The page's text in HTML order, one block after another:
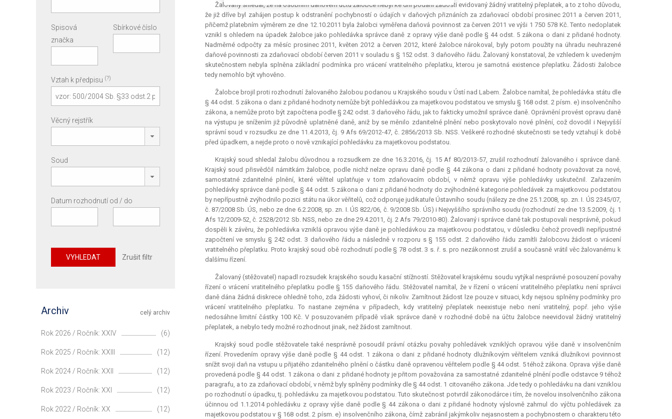
Žalovaný shledal, že na osobním daňovém účtu žalobce nebyl ke dni podání žádosti evidovaný žádný vratitelný přeplatek, a to z toho důvodu,
že již dříve byl zahájen postup k odstranění pochybností o údajích v daňových přiznáních za zdaňovací období prosinec 2011 a červen 2011,
přičemž platebním výměrem ze dne 12.10.2011 byla žalobci vyměřena daňová povinnost za červen 2011 ve výši 1 750 578 Kč. Tento nedoplatek
vznikl s ohledem na úpadek žalobce jako pohledávka správce daně z opravy výše daně podle § 44 odst. 5 zákona o dani z přidané hodnoty.
Nadměrné odpočty za měsíc prosinec 2011, květen 2012 a červen 2012, které žalobce nárokoval, byly potom použity na úhradu neuhrazené
daňové povinnosti za zdaňovací období červen 2011 v souladu s § 152 odst. 3 daňového řádu. Žalovaný konstatoval, že vzhledem k uvedeným
skutečnostem nebyla splněna základní podmínka pro vrácení vratitelného přeplatku, kterou je samotná existence přeplatku. Žádosti žalobce
tedy nemohlo být vyhověno.
Žalobce brojil proti rozhodnutí žalovaného žalobou podanou u Krajského soudu v Ústí nad Labem. Žalobce namítal, že pohledávka státu dle
§ 44 odst. 5 zákona o dani z přidané hodnoty nemůže být pohledávkou za majetkovou podstatou ve smyslu § 168 odst. 2 písm. e) insolvenčního
zákona, a nemůže proto být započtena podle § 242 odst. 3 daňového řádu, jak to fakticky umožnil správce daně. Oprávnění provést opravu daně
na výstupu je snížením již původně uplatněné daně, aniž by se měnilo zdanitelné plnění nebo poskytovalo nové plnění, což dovodil i Nejvyšší
správní soud v rozsudku ze dne 11.4.2013, čj. 9 Afs 69/2012-47, č. 2856/2013 Sb. NSS. Veškeré rozhodné skutečnosti se tedy vztahují k době
před úpadkem, a nejde proto o nově vznikající pohledávku za majetkovou podstatou.
Krajský soud shledal žalobu důvodnou a rozsudkem ze dne 16.3.2016, čj. 15 Af 80/2013-57, zrušil rozhodnutí žalovaného i správce daně.
Krajský soud přisvědčil námitkám žalobce, podle nichž nelze opravu daně podle § 44 zákona o dani z přidané hodnoty považovat za nové,
samostatné zdanitelné plnění, které věřitel uplatňuje v tom zdaňovacím období, v němž opravu výše pohledávky uskutečnil. Zařazením
pohledávky správce daně podle § 44 odst. 5 zákona o dani z přidané hodnoty do zvýhodněné kategorie pohledávek za majetkovou podstatou
by nepřípustně zvýhodnilo pozici státu na úkor věřitelů, což odporuje judikatuře Ústavního soudu (nálezy ze dne 25.1.2008, sp. zn. I. ÚS 2345/07,
č. 87/2008 Sb. ÚS, nebo ze dne 6.2.2008, sp. zn. I. ÚS 822/06, č. 9/2008 Sb. ÚS) i Nejvyššího správního soudu (rozhodnutí ze dne 13.5.2009, čj. 1
Afs 12/2009-52, č. 2528/2012 Sb. NSS, nebo ze dne 29.4.2011, čj. 2 Afs 79/2010-80). Žalovaný i správce daně tak postupovali nesprávně, pokud
dospěli k závěru, že pohledávka vzniklá opravou výše daně je pohledávkou za majetkovou podstatou, v důsledku čehož provedli nepřípustné
započtení ve smyslu § 242 odst. 3 daňového řádu a následně v rozporu s § 155 odst. 2 daňového řádu zamítli žalobcovu žádost o vrácení
vratitelného přeplatku. Proto krajský soud obě rozhodnutí podle § 78 odst. 3 s. ř. s. pro nezákonnost zrušil a současně vrátil věc žalovanému k
dalšímu řízení.
Žalovaný (stěžovatel) napadl rozsudek krajského soudu kasační stížností. Stěžovatel krajskému soudu vytýkal nesprávné posouzení povahy
řízení o vrácení vratitelného přeplatku podle § 155 daňového řádu. Stěžovatel namítal, že v řízení o vrácení vratitelného přeplatku není správci
daně dána žádná diskrece ohledně toho, zda žádosti vyhoví, či nikoliv. Zamítnout žádost lze pouze v situaci, kdy nejsou splněny podmínky pro
vrácení vratitelného přeplatku. To nastane zejména v případech, kdy vratitelný přeplatek neexistuje nebo není vratitelný, popř. jeho výše
nedosáhne limitní částky 100 Kč. V posuzovaném případě však správce daně v rozhodné době na účtu žalobce neevidoval žádný vratitelný
přeplatek, a nebylo tedy možné rozhodnout jinak, než žádost zamítnout.
Krajský soud podle stěžovatele také nesprávně posoudil právní otázku povahy pohledávek vzniklých opravou výše daně v insolvenčním
řízení. Provedením opravy výše daně podle § 44 odst. 1 zákona o dani z přidané hodnoty dlužníkovým věřitelem vzniká dlužníkovi povinnost
snížit svoji daň na vstupu u přijatého zdanitelného plnění o částku daně opravenou věřitelem podle § 44 odst. 5 téhož zákona. Oprava výše daně
provedená podle § 44 odst. 1 zákona o dani z přidané hodnoty je přitom považována za samostatné zdanitelné plnění podle odstavce 9 téhož
paragrafu, a to za zdaňovací období, v němž byly splněny podmínky dle § 44 odst. 1 citovaného zákona. Jde tedy o pohledávku na dani vzniklou
po rozhodnutí o úpadku, tj. pohledávku za majetkovou podstatou. Tuto skutečnost potvrdil zákonodárce i tím, že novelou insolvenčního zákona
účinnou od 1.1.2014 pohledávku z opravy výše daně podle § 44 zákona o dani z přidané hodnoty výslovně zahrnul do výčtu pohledávek za
majetkovou podstatou v § 168 odst. 2 písm. e) insolvenčního zákona, čímž zabránil jakýmkoliv nejasnostem a pochybnostem o charakteru této
Spisová
značka
Sbírkové číslo
Vztah k předpisu (?)
Věcný rejstřík
Soud
Datum rozhodnutí od / do
VYHLEDAT Zrušit filtr
celý archiv
Archiv
Rok 2026 / Ročník: XXIV (6)
Rok 2025 / Ročník: XXIII (12)
Rok 2024 / Ročník: XXII (12)
Rok 2023 / Ročník: XXI (12)
Rok 2022 / Ročník: XX (12)